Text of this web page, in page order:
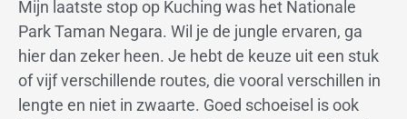
Mijn laatste stop op Kuching was het Nationale
Park Taman Negara. Wil je de jungle ervaren, ga
hier dan zeker heen. Je hebt de keuze uit een stuk
of vijf verschillende routes, die vooral verschillen in
lengte en niet in zwaarte. Goed schoeisel is ook